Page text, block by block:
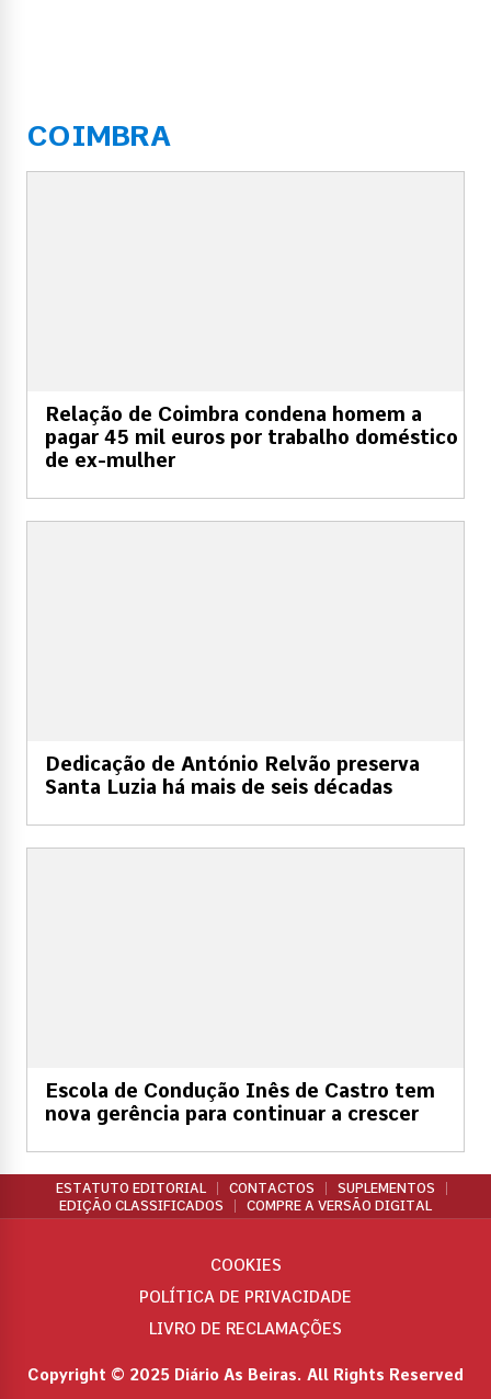
COIMBRA
Relação de Coimbra condena homem a
pagar 45 mil euros por trabalho doméstico
de ex-mulher
Dedicação de António Relvão preserva
Santa Luzia há mais de seis décadas
Escola de Condução Inês de Castro tem
nova gerência para continuar a crescer
ESTATUTO EDITORIAL CONTACTOS
SUPLEMENTOS
EDIÇÃO CLASSIFICADOS
COMPRE A VERSÃO DIGITAL
Copyright © 2025 Diário As Beiras. All Rights Reserved
COOKIES
POLÍTICA DE PRIVACIDADE
LIVRO DE RECLAMAÇÕES